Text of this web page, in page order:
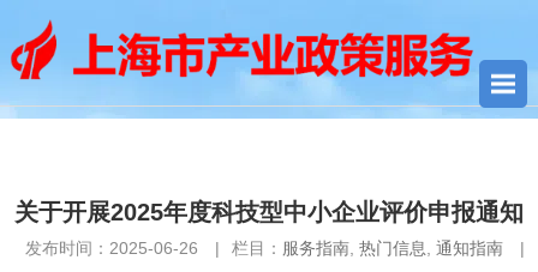
关于开展2025年度科技型中小企业评价申报通知
发布时间：2025-06-26 | 栏目： 服务指南 热门信息 通知指南
|